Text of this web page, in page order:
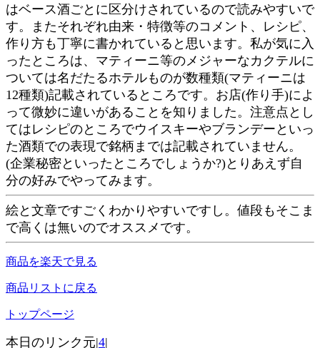
はベース酒ごとに区分けされているので読みやすいで
す。またそれぞれ由来・特徴等のコメント、レシピ、
作り方も丁寧に書かれていると思います。私が気に入
ったところは、マティーニ等のメジャーなカクテルに
ついては名だたるホテルものが数種類(マティーニは
12種類)記載されているところです。お店(作り手)によ
って微妙に違いがあることを知りました。注意点とし
てはレシピのところでウイスキーやブランデーといっ
た酒類での表現で銘柄までは記載されていません。
(企業秘密といったところでしょうか?)とりあえず自
分の好みでやってみます。
絵と文章ですごくわかりやすいですし。値段もそこま
で高くは無いのでオススメです。
商品を楽天で見る
商品リストに戻る
トップページ
本日のリンク元|4|